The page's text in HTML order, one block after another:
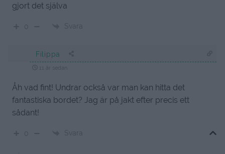
gjort det själva
Svara
Filippa
Åh vad fint! Undrar också var man kan hitta det
fantastiska bordet? Jag är på jakt efter precis ett
sådant!
Svara